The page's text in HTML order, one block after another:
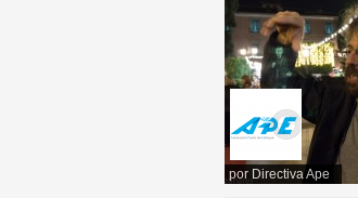
por Directiva Ape